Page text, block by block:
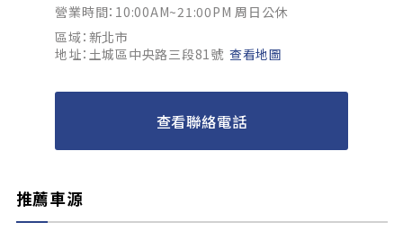
營業時間：10:00AM~21:00PM 周日公休
區域：新北市
地址：土城區中央路三段81號 查看地圖
查看聯絡電話
推薦車源